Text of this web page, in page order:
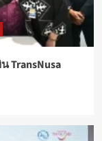
TransNusa